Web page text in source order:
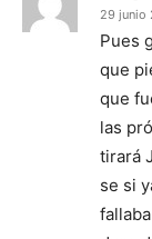
29 junio
Pues
que
que
las
tirará
se si